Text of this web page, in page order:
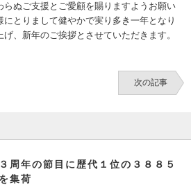
らぬご支援とご愛顧を賜りますようお願い
とりまして健やかで実り多き一年となり
、新年のご挨拶とさせていただきます。
次の記事
周年の節目に歴代１位の３８８５
集荷